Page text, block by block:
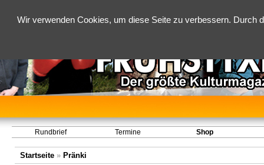
Wir verwenden Cookies, um diese Seite zu verbessern.
Rundbrief Termine Shop
Startseite» Pränki